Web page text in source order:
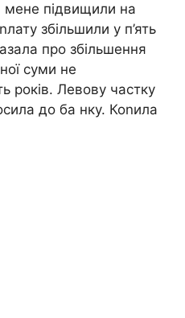
мене підвищили на
збільшили у п’ять
про збільшення
суми не
років. Левову частку
до ба нку. Коnила